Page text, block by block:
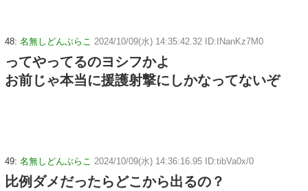
48: 名無しどんぶらこ 2024/10/09(水) 14:35:42.32 ID:INanKz7M0
ってやってるのヨシフかよ
お前じゃ本当に援護射撃にしかなってないぞ
49: 名無しどんぶらこ 2024/10/09(水) 14:36:16.95 ID:tibVa0x/0
比例ダメだったらどこから出るの？